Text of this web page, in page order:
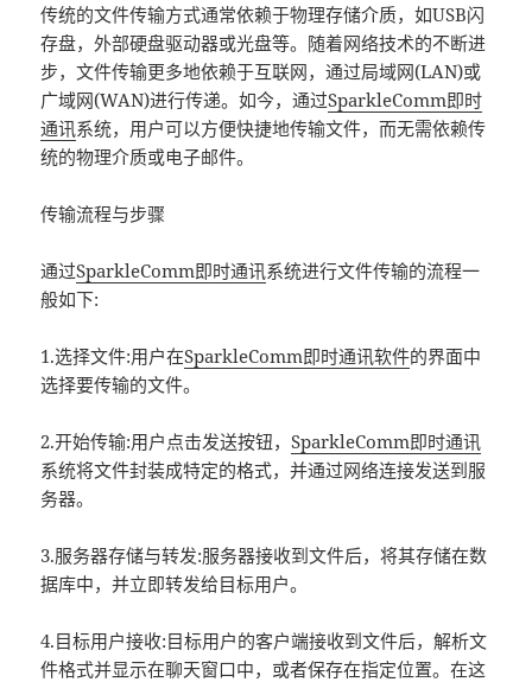
传统的文件传输方式通常依赖于物理存储介质，如USB闪
存盘，外部硬盘驱动器或光盘等。随着网络技术的不断进
步，文件传输更多地依赖于互联网，通过局域网(LAN)或
广域网(WAN)进行传递。如今，通过SparkleComm即时
通讯系统，用户可以方便快捷地传输文件，而无需依赖传
统的物理介质或电子邮件。
传输流程与步骤
通过SparkleComm即时通讯系统进行文件传输的流程一
般如下:
1.选择文件:用户在SparkleComm即时通讯软件的界面中
选择要传输的文件。
2.开始传输:用户点击发送按钮，SparkleComm即时通讯
系统将文件封装成特定的格式，并通过网络连接发送到服
务器。
3.服务器存储与转发:服务器接收到文件后，将其存储在数
据库中，并立即转发给目标用户。
4.目标用户接收:目标用户的客户端接收到文件后，解析文
件格式并显示在聊天窗口中，或者保存在指定位置。在这